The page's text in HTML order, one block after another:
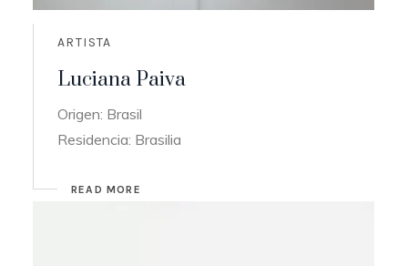
ARTISTA
Luciana Paiva
Origen: Brasil
Residencia: Brasilia
READ MORE